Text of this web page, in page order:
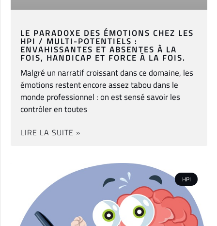
LE PARADOXE DES ÉMOTIONS CHEZ LES
HPI / MULTI-POTENTIELS :
ENVAHISSANTES ET ABSENTES À LA
FOIS, HANDICAP ET FORCE À LA FOIS.
Malgré un narratif croissant dans ce domaine, les
émotions restent encore assez tabou dans le
monde professionnel : on est sensé savoir les
contrôler en toutes
LIRE LA SUITE »
HPI